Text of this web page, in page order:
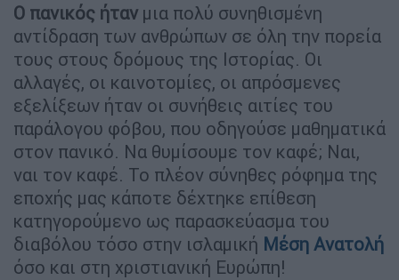
Ο πανικός ήταν μια πολύ συνηθισμένη
αντίδραση των ανθρώπων σε όλη την πορεία
τους στους δρόμους της Ιστορίας. Οι
αλλαγές, οι καινοτομίες, οι απρόσμενες
εξελίξεων ήταν οι συνήθεις αιτίες του
παράλογου φόβου, που οδηγούσε μαθηματικά
στον πανικό. Να θυμίσουμε τον καφέ; Ναι,
ναι τον καφέ. Το πλέον σύνηθες ρόφημα της
εποχής μας κάποτε δέχτηκε επίθεση
κατηγορούμενο ως παρασκεύασμα του
διαβόλου τόσο στην ισλαμική Μέση Ανατολή
όσο και στη χριστιανική Ευρώπη!